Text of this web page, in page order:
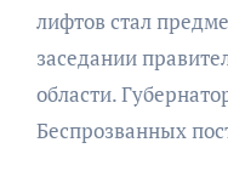
лифтов стал
заседании
области.
Беспрозванных